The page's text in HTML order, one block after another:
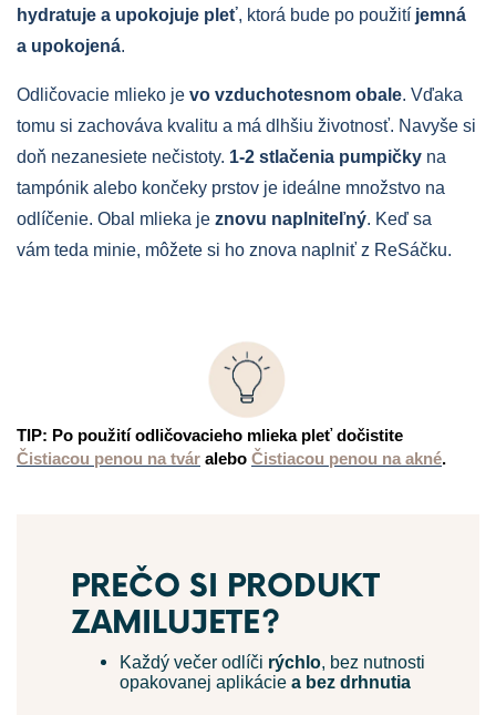
hydratuje a upokojuje pleť, ktorá bude po použití jemná
a upokojená.
Odličovacie mlieko je vo vzduchotesnom obale. Vďaka
tomu si zachováva kvalitu a má dlhšiu životnosť. Navyše si
doň nezanesiete nečistoty. 1-2 stlačenia pumpičky na
tampónik alebo končeky prstov je ideálne množstvo na
odlíčenie. Obal mlieka je znovu naplniteľný. Keď sa
vám teda minie, môžete si ho znova naplniť z ReSáčku.
TIP: Po použití odličovacieho mlieka pleť dočistite
Čistiacou penou na tvár alebo Čistiacou penou na akné.
PREČO SI PRODUKT
ZAMILUJETE?
Každý večer odlíči rýchlo, bez nutnosti
opakovanej aplikácie a bez drhnutia